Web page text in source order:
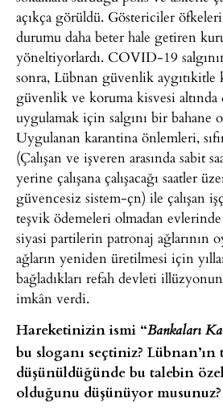
açıkça görüldü. Göstericiler
durumu daha beter hale getiren
yöneltiyorlardı. COVID-19
sonra, Lübnan güvenlik
güvenlik ve koruma kisvesi
uygulamak için salgını bir bahane
Uygulanan karantina önlemleri,
(Çalışan ve işveren arasında sabit
yerine çalışana çalışacağı saatler
güvencesiz sistem-çn) ile çalışan
teşvik ödemeleri olmadan
siyasi partilerin patronaj ağlarının
ağların yeniden üretilmesi için
bağladıkları refah devleti
imkân verdi.
Hareketinizin ismi “Bankaları
bu sloganı seçtiniz?
düşünüldüğünde bu talebin
olduğunu düşünüyor musunuz?